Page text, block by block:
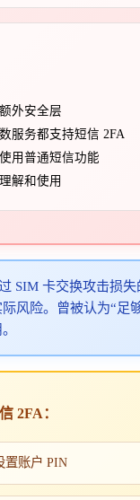
额外安全层
服务都支持短信 2FA
使用普通短信功能
解和使用
SIM 卡交换攻击损失
风险。曾被认为“足
2FA：
置账户 PIN